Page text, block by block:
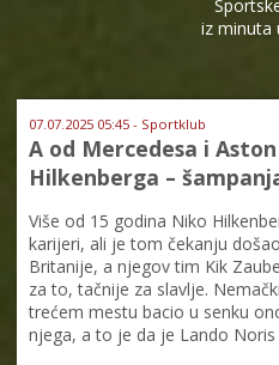
iz minuta
07.07.2025 05:45 - Sportklub
A od Mercedesa i
Hilkenberga –
Više od 15 godina Niko
karijeri, ali je tom čekanju
Britanije, a njegov tim Kik
za to, tačnije za slavlje.
trećem mestu bacio u senku
njega, a to je da je Lando